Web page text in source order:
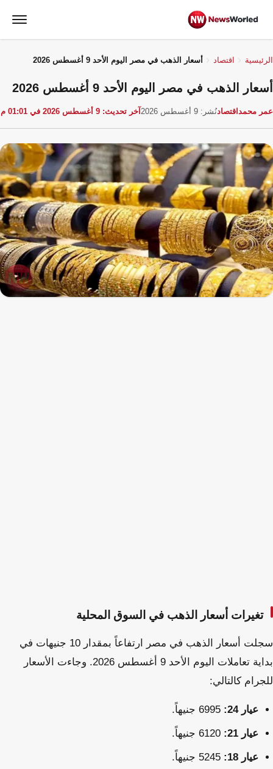
الرئيسية اقتصاد أسعار الذهب في مصر اليوم الأحد 9 أغسطس 2026
أسعار الذهب في مصر اليوم الأحد 9 أغسطس 2026
عمر محمد اقتصادنُشر: 9 أغسطس 2026 آخر تحديث: 9 أغسطس 2026 في 01:01 م
تغيرات أسعار الذهب في السوق المحلية
سجلت أسعار الذهب في مصر ارتفاعاً بمقدار 10 جنيهات في
بداية تعاملات اليوم الأحد 9 أغسطس 2026. وجاءت الأسعار
للجرام كالتالي:
عيار 24:
عيار 21:
عيار 18: